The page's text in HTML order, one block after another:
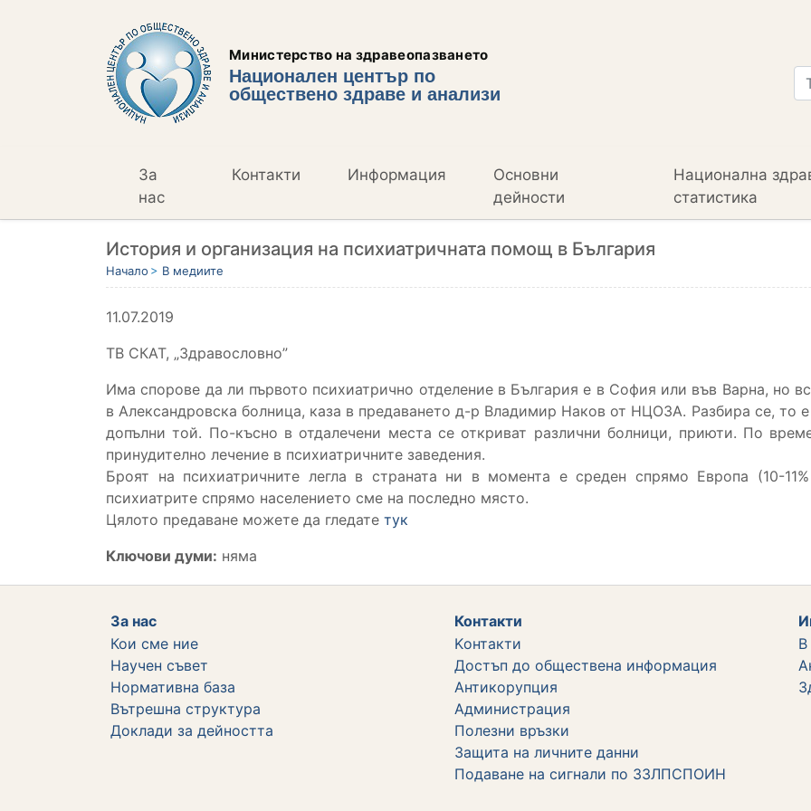
Министерство на здравеопазването
Национален център по
обществено здраве и анализи
За
нас
Контакти Информация
Основни
дейности
Национална
статистика
История и организация на психиатричната помощ в България
Начало В медиите
11.07.2019
ТВ СКАТ, „Здравословно”
Има спорове да ли първото психиатрично отделение в България е в София или във Варна, но
в Александровска болница, каза в предаването д-р Владимир Наков от НЦОЗА. Разбира се, то
допълни той. По-късно в отдалечени места се откриват различни болници, приюти. По
принудително лечение в психиатричните заведения.
Броят на психиатричните легла в страната ни в момента е среден спрямо Европа (10-
психиатрите спрямо населението сме на последно място.
Цялото предаване можете да гледате тук
Ключови думи: няма
За нас
Кои сме ние
Научен съвет
Нормативна база
Вътрешна структура
Дoклади за дейността
Контакти
Kонтакти
Достъп до обществена информация
Aнтикорупция
Администрация
Полезни връзки
Защита на личните данни
Подаване на сигнали по ЗЗЛПСПОИН
В